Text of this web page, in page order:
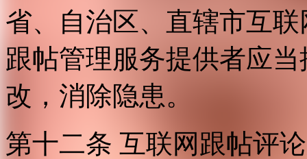
省、自治区、直辖市互
跟帖管理服务提供者应
改，消除隐患。
第十二条 互联网跟帖评